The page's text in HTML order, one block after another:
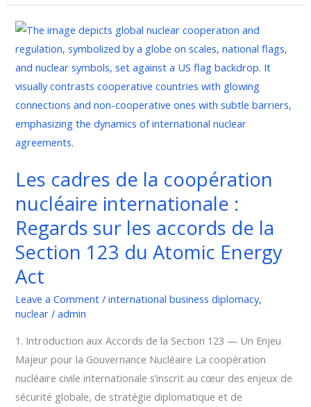
Les cadres de la coopération
nucléaire internationale :
Regards sur les accords de la
Section 123 du Atomic Energy
Act
Leave a Comment /international business diplomacy,
nuclear /admin
1. Introduction aux Accords de la Section 123 — Un Enjeu
Majeur pour la Gouvernance Nucléaire La coopération
nucléaire civile internationale s’inscrit au cœur des enjeux de
sécurité globale, de stratégie diplomatique et de
Les
cadres
de
la
coopération
nucléaire
internationale
Regards
sur
accords
de
la
123
Atomic
Energy
Act